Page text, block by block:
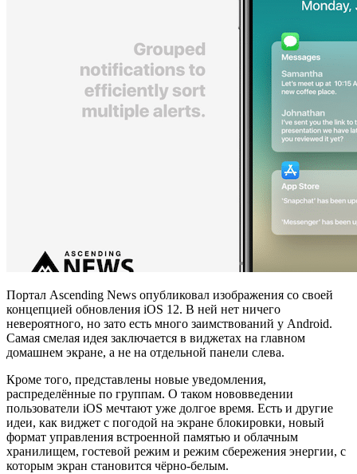
Портал Ascending News опубликовал изображения со своей
концепцией обновления iOS 12. В ней нет ничего
невероятного, но зато есть много заимствований у Android.
Самая смелая идея заключается в виджетах на главном
домашнем экране, а не на отдельной панели слева.
Кроме того, представлены новые уведомления,
распределённые по группам. О таком нововведении
пользователи iOS мечтают уже долгое время. Есть и другие
идеи, как виджет с погодой на экране блокировки, новый
формат управления встроенной памятью и облачным
хранилищем, гостевой режим и режим сбережения энергии, с
которым экран становится чёрно-белым.